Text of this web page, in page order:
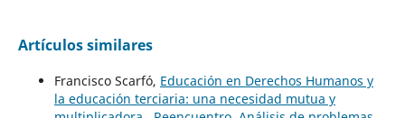
Artículos similares
Francisco Scarfó, Educación en Derechos Humanos y
la educación terciaria: una necesidad mutua y